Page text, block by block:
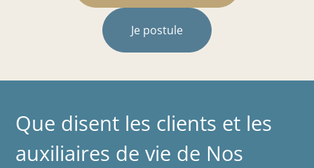
Je postule
Que disent les clients et les
auxiliaires de vie de Nos